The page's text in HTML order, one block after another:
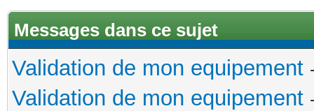
Messages dans ce sujet
Validation de mon equipement
Validation de mon equipement